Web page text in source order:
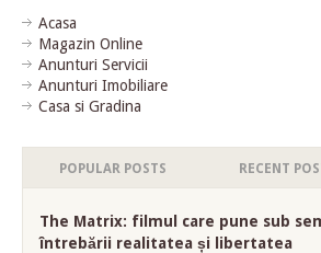
Acasa
Magazin Online
Anunturi Servicii
Anunturi Imobiliare
Casa si Gradina
POPULAR POSTS RECENT
The Matrix: filmul care pune sub
întrebării realitatea și libertatea